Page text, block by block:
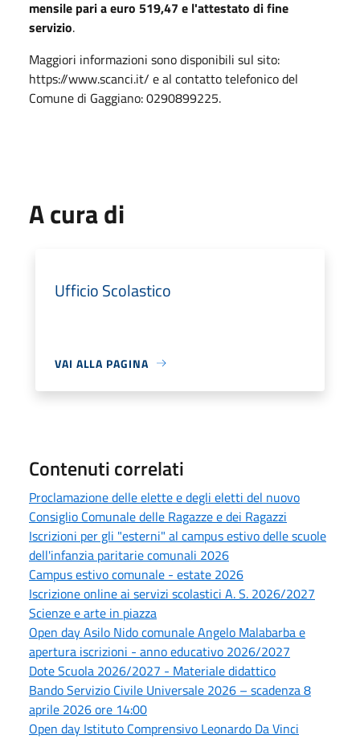
mensile pari a euro 519,47 e l'attestato di fine
servizio.
Maggiori informazioni sono disponibili sul sito:
https://www.scanci.it/ e al contatto telefonico del
Comune di Gaggiano: 0290899225.
A cura di
Ufficio Scolastico
VAI ALLA PAGINA
Contenuti correlati
Proclamazione delle elette e degli eletti del nuovo
Consiglio Comunale delle Ragazze e dei Ragazzi
Iscrizioni per gli "esterni" al campus estivo delle scuole
dell'infanzia paritarie comunali 2026
Campus estivo comunale - estate 2026
Iscrizione online ai servizi scolastici A. S. 2026/2027
Scienze e arte in piazza
Open day Asilo Nido comunale Angelo Malabarba e
apertura iscrizioni - anno educativo 2026/2027
Dote Scuola 2026/2027 - Materiale didattico
Bando Servizio Civile Universale 2026 – scadenza 8
aprile 2026 ore 14:00
Open day Istituto Comprensivo Leonardo Da Vinci